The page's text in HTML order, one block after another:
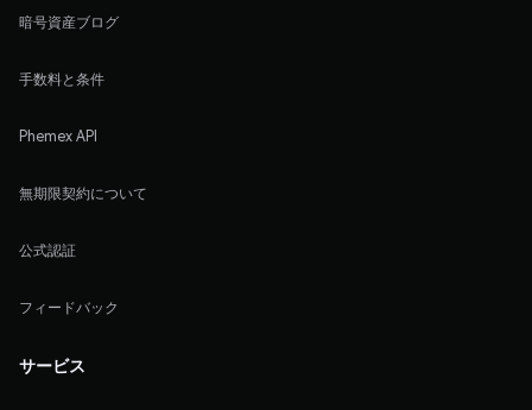
暗号資産ブログ
手数料と条件
Phemex API
無期限契約について
公式認証
フィードバック
サービス